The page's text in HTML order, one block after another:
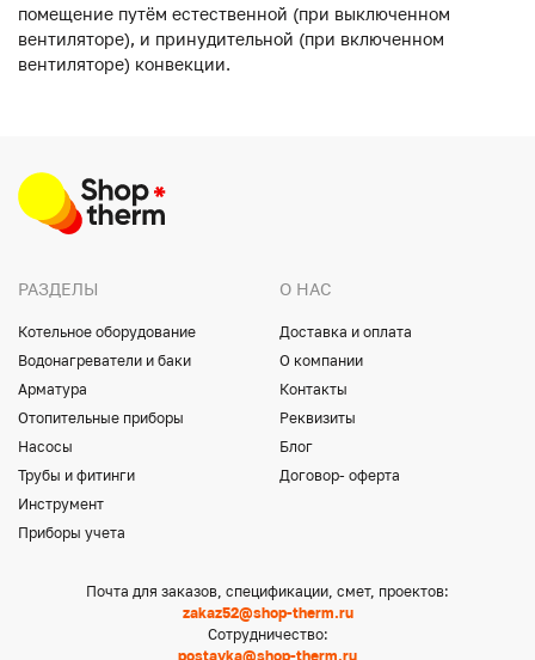
помещение путём естественной (при выключенном
вентиляторе), и принудительной (при включенном
вентиляторе) конвекции.
РАЗДЕЛЫ
Котельное оборудование
Водонагреватели и баки
Арматура
Отопительные приборы
Насосы
Трубы и фитинги
Инструмент
Приборы учета
О НАС
Доставка и оплата
О компании
Контакты
Реквизиты
Блог
Договор- оферта
Почта для заказов, спецификации, смет, проектов:
zakaz52@shop-therm.ru
Сотрудничество:
postavka@shop-therm.ru